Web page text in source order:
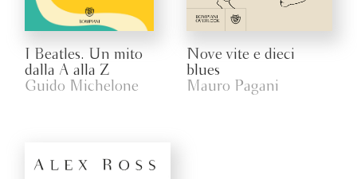
I Beatles. Un mito
dalla A alla Z
Guido Michelone
Nove vite e dieci
blues
Mauro Pagani